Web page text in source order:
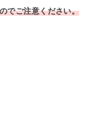
でご注意ください。